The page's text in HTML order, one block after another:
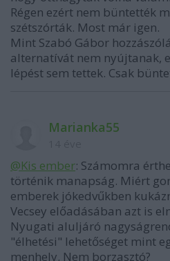
Régen ezért nem büntették
szétszórták. Most már igen.
Mint Szabó Gábor
alternatívát nem nyújtanak,
lépést sem tettek. Csak
Marianka55
@Kis ember: Számomra
történik manapság. Miért
emberek jókedvűkben
Vecsey előadásában azt is
Nyugati aluljáró
"élhetési" lehetőséget mint
menhely. Nem borzasztó?